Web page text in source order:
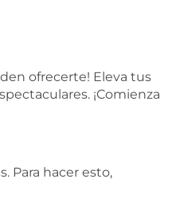
ofrecerte! Eleva tus
¡Comienza
Para hacer esto,